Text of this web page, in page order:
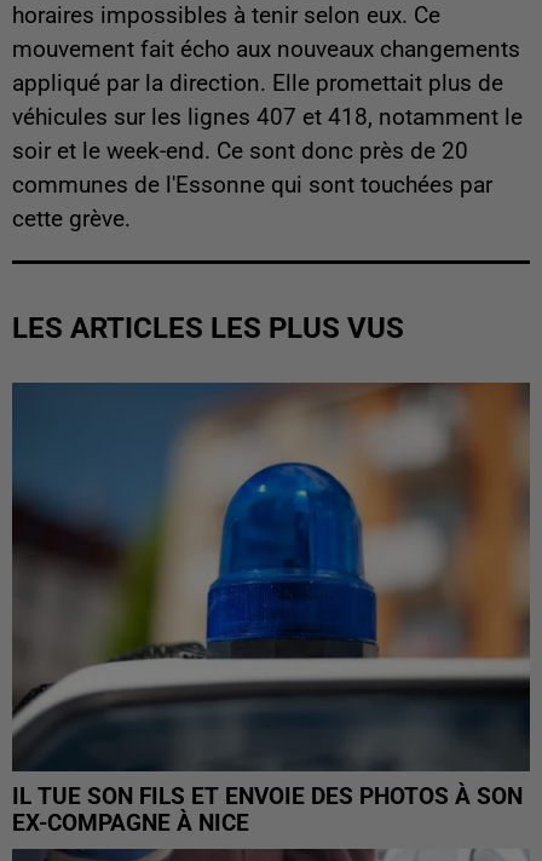
horaires impossibles à tenir selon eux. Ce
mouvement fait écho aux nouveaux changements
appliqué par la direction. Elle promettait plus de
véhicules sur les lignes 407 et 418, notamment le
soir et le week-end. Ce sont donc près de 20
communes de l'Essonne qui sont touchées par
cette grève.
LES ARTICLES LES PLUS VUS
IL TUE SON FILS ET ENVOIE DES PHOTOS À SON
EX-COMPAGNE À NICE